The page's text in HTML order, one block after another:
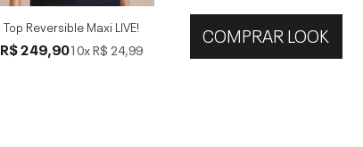
Top Reversible Maxi LIVE!
R$ 249,9010xR$ 24,99
COMPRAR LOOK